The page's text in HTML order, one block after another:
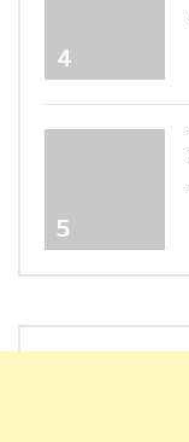
4
5